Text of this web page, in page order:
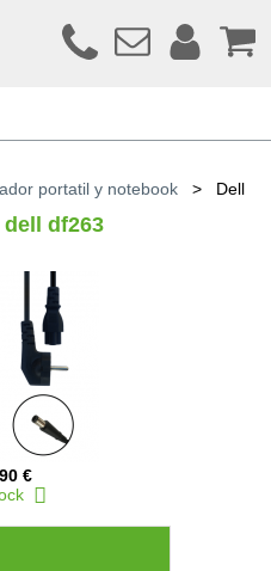
portatil y notebook> Dell
df263
€